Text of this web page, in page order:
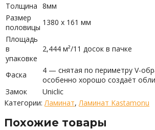
Толщина 8мм
Размер
половицы
1380 х 161 мм
Площадь
в
упаковке
2,444 м²/11 досок в пачке
Фаска
4 — снятая по периметру V-
особенно хорошо создаёт
Замок
Uniclic
Категории: Ламинат, Ламинат Kastamonu
Похожие товары